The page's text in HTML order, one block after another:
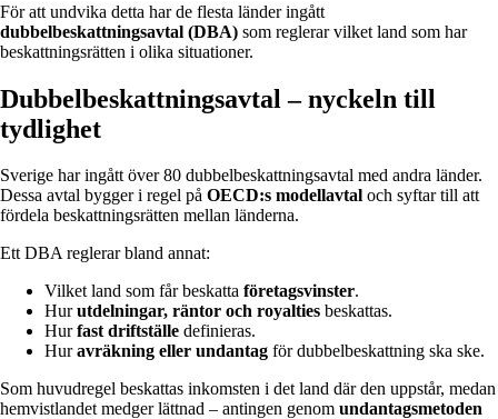
För att undvika detta har de flesta länder ingått
dubbelbeskattningsavtal (DBA) som reglerar vilket land som har
beskattningsrätten i olika situationer.
Dubbelbeskattningsavtal – nyckeln till
tydlighet
Sverige har ingått över 80 dubbelbeskattningsavtal med andra länder.
Dessa avtal bygger i regel på OECD:s modellavtal och syftar till att
fördela beskattningsrätten mellan länderna.
Ett DBA reglerar bland annat:
Vilket land som får beskatta företagsvinster.
Hurutdelningar, räntor och royalties beskattas.
Hurfast driftställe definieras.
Huravräkning eller undantag för dubbelbeskattning ska ske.
Som huvudregel beskattas inkomsten i det land där den uppstår, medan
hemvistlandet medger lättnad – antingen genom undantagsmetoden